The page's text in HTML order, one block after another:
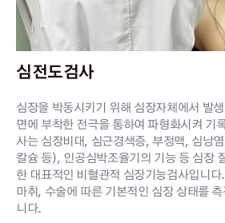
심전도검사
심장을 박동시키기 위해 심장자체에서 발
면에 부착한 전극을 통하여 파형화시켜 기
사는 심장비대, 심근경색증, 부정맥, 심낭
칼슘 등), 인공심박조율기의 기능 등 심장
한 대표적인 비혈관적 심장기능검사입니
마취, 수술에 따른 기본적인 심장 상태를
니다.